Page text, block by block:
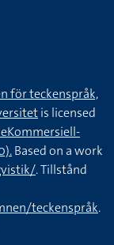
för teckenspråk,
is licensed
Based on a work
. Tillstånd
teckenspråk.